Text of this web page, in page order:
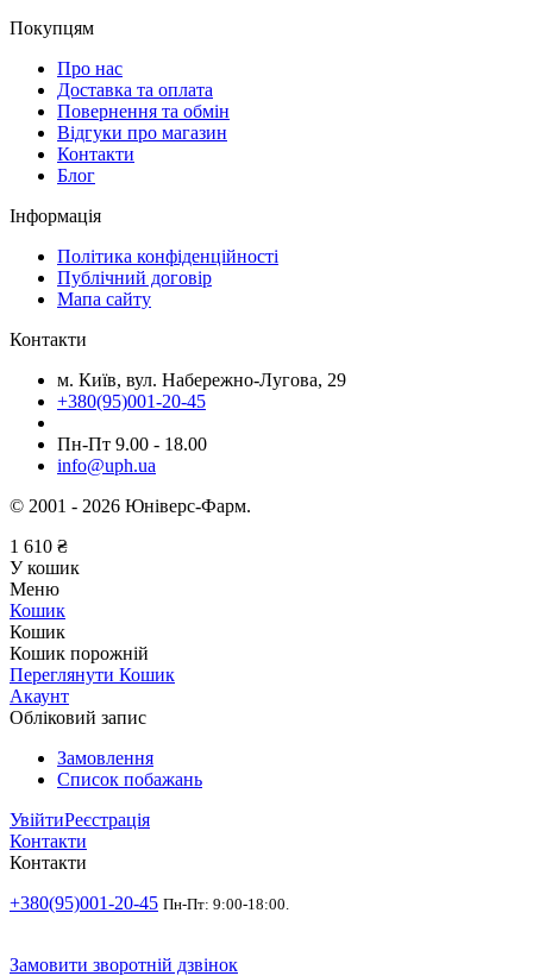
Покупцям
Про нас
Доставка та оплата
Повернення та обмін
Відгуки про магазин
Контакти
Блог
Інформація
Політика конфіденційності
Публічний договір
Мапа сайту
Контакти
м. Київ, вул. Набережно-Лугова, 29
+380(95)001-20-45
Пн-Пт 9.00 - 18.00
info@uph.ua
© 2001 - 2026 Юніверс-Фарм.
1 610 ₴
У кошик
Меню
Кошик
Кошик
Кошик порожній
Переглянути Кошик
Акаунт
Обліковий запис
Замовлення
Список побажань
УвійтиРеєстрація
Контакти
Контакти
+380(95)001-20-45 Пн-Пт: 9:00-18:00.
Замовити зворотній дзвінок